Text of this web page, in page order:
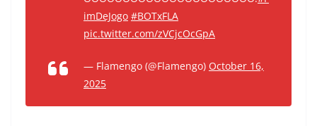
imDeJogo #BOTxFLA
pic.twitter.com/zVCjcOcGpA
— Flamengo (@Flamengo) October 16,
2025